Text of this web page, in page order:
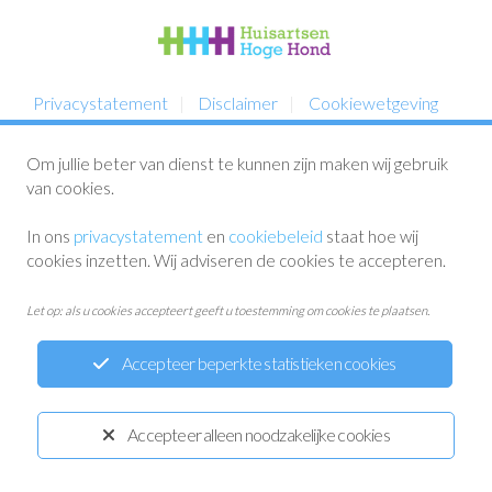
Privacystatement Disclaimer Cookiewetgeving
Ontwikkeld door: Yardzorgsites.nl
Accepteer alleen noodzakelijke cookies
Accepteer beperkte statistieken cookies
Om jullie beter van dienst te kunnen zijn maken wij gebruik
van cookies.
In ons privacystatement en cookiebeleid staat hoe wij
cookies inzetten. Wij adviseren de cookies te accepteren.
Let op: als u cookies accepteert geeft u toestemming om cookies te plaatsen.